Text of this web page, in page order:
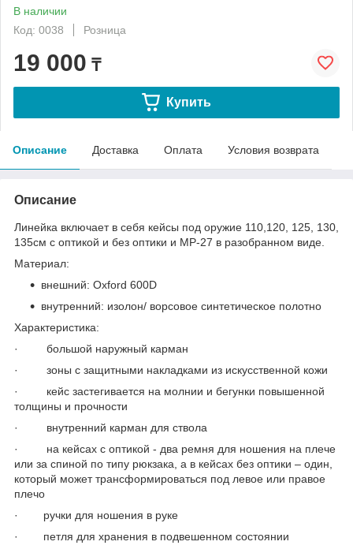
В наличии
Код: 0038
Розница
19 000 ₸
Купить
Описание Доставка Оплата Условия возврата
Описание
Линейка включает в себя кейсы под оружие 110,120, 125, 130,
135см с оптикой и без оптики и МР-27 в разобранном виде.
Материал:
внешний: Oxford 600D
внутренний: изолон/ ворсовое синтетическое полотно
Характеристика:
· большой наружный карман
· зоны с защитными накладками из искусственной кожи
· кейс застегивается на молнии и бегунки повышенной
толщины и прочности
· внутренний карман для ствола
· на кейсах с оптикой - два ремня для ношения на плече
или за спиной по типу рюкзака, а в кейсах без оптики – один,
который может трансформироваться под левое или правое
плечо
· ручки для ношения в руке
· петля для хранения в подвешенном состоянии